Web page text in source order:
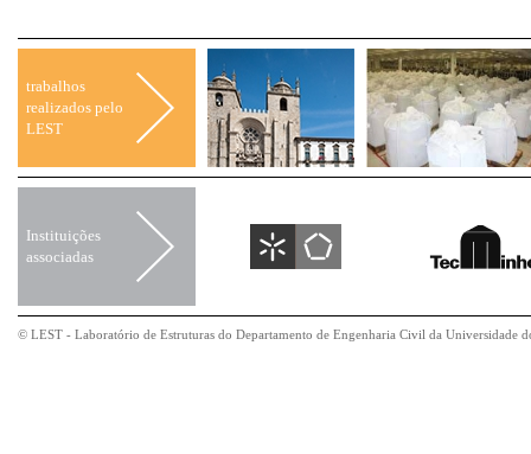
trabalhos
realizados pelo
LEST
Instituições
associadas
© LEST - Laboratório de Estruturas do Departamento de Engenharia Civil da Universidade